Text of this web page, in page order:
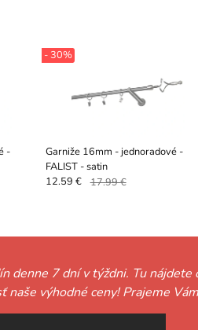
-
Garniže 16mm - jednoradové -
FALIST - satin
- 30%
12.59 € 17.99 €
7 dní v týždni. Tu nájdete
výhodné ceny! Prajeme